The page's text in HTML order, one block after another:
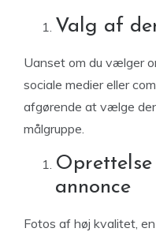
Valg af
Uanset om du vælger
sociale medier eller
afgørende at vælge
målgruppe.
annonce
Fotos af høj kvalitet,